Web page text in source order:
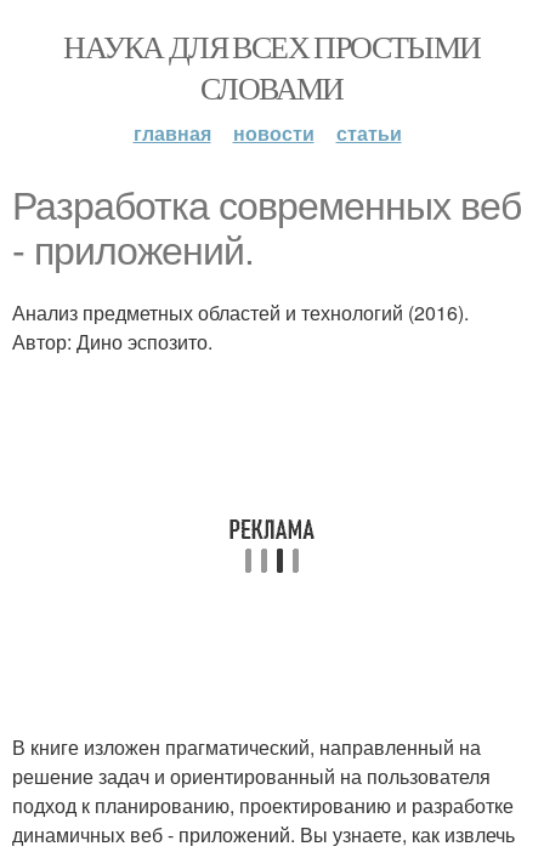
НАУКА ДЛЯ ВСЕХ ПРОСТЫМИ
СЛОВАМИ
главная новости статьи
Разработка современных веб
- приложений.
Анализ предметных областей и технологий (2016).
Автор: Дино эспозито.
В книге изложен прагматический, направленный на
решение задач и ориентированный на пользователя
подход к планированию, проектированию и разработке
динамичных веб - приложений. Вы узнаете, как извлечь